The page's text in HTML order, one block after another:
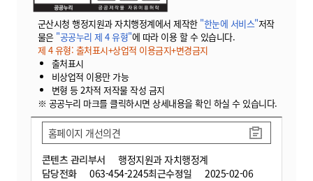
군산시청 행정지원과 자치행정계에서 제작한 "한눈에 서비스"저작
물은 "공공누리 제 4 유형"에 따라 이용 할 수 있습니다.
제 4 유형: 출처표시+상업적 이용금지+변경금지
출처표시
비상업적 이용만 가능
변형 등 2차적 저작물 작성 금지
※ 공공누리 마크를 클릭하시면 상세내용을 확인 하실 수 있습니다.
콘텐츠 관리부서
행정지원과 자치행정계
담당전화
063-454-2245최근수정일 2025-02-06
홈페이지 개선의견